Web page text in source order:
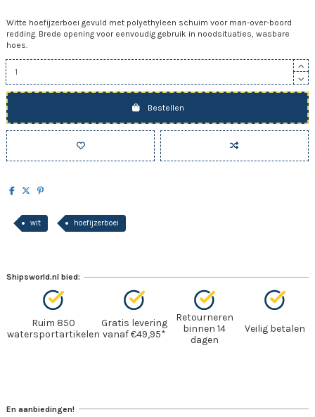
Witte hoefijzerboei gevuld met polyethyleen schuim voor man-over-boord
redding. Brede opening voor eenvoudig gebruik in noodsituaties, wasbare
hoes.
Bestellen
wit hoefijzerboei
Shipsworld.nl bied:
Ruim 850
watersportartikelen
Gratis levering
vanaf €49,95*
Retourneren
binnen 14
dagen
Veilig betalen
En aanbiedingen!